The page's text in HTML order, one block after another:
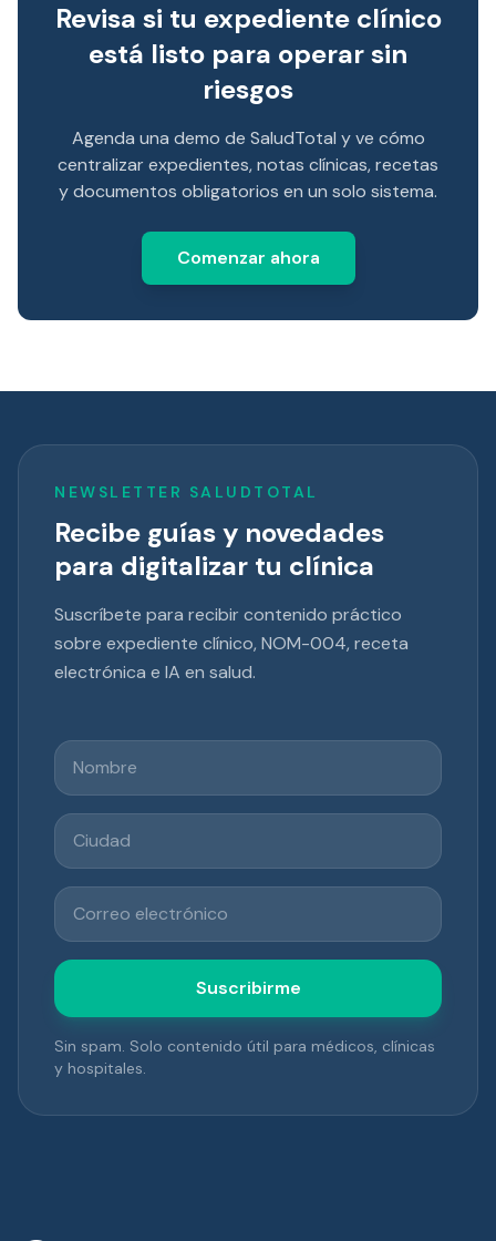
Revisa si tu expediente clínico
está listo para operar sin
riesgos
Agenda una demo de SaludTotal y ve cómo
centralizar expedientes, notas clínicas, recetas
y documentos obligatorios en un solo sistema.
Comenzar ahora
NEWSLETTER SALUDTOTAL
Recibe guías y novedades
para digitalizar tu clínica
Suscríbete para recibir contenido práctico
sobre expediente clínico, NOM-004, receta
electrónica e IA en salud.
Nombre
Ciudad
Correo electrónico
Suscribirme
Sin spam. Solo contenido útil para médicos, clínicas
y hospitales.